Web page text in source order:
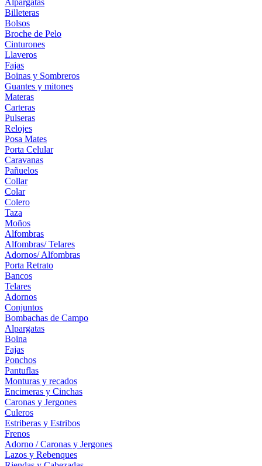
Alpargatas
Billeteras
Bolsos
Broche de Pelo
Cinturones
Llaveros
Fajas
Boinas y Sombreros
Guantes y mitones
Materas
Carteras
Pulseras
Relojes
Posa Mates
Porta Celular
Caravanas
Pañuelos
Collar
Colar
Colero
Taza
Moños
Alfombras
Alfombras/ Telares
Adornos/ Alfombras
Porta Retrato
Bancos
Telares
Adornos
Conjuntos
Bombachas de Campo
Alpargatas
Boina
Fajas
Ponchos
Pantuflas
Monturas y recados
Encimeras y Cinchas
Caronas y Jergones
Culeros
Estriberas y Estribos
Frenos
Adorno / Caronas y Jergones
Lazos y Rebenques